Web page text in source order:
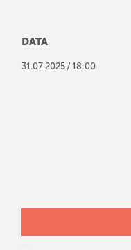
DATA
31 .07.2025 / 18:00